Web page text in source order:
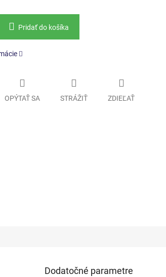
Pridať do košíka
OPÝTAŤ SA STRÁŽIŤ ZDIEĽAŤ
Dodatočné parametre